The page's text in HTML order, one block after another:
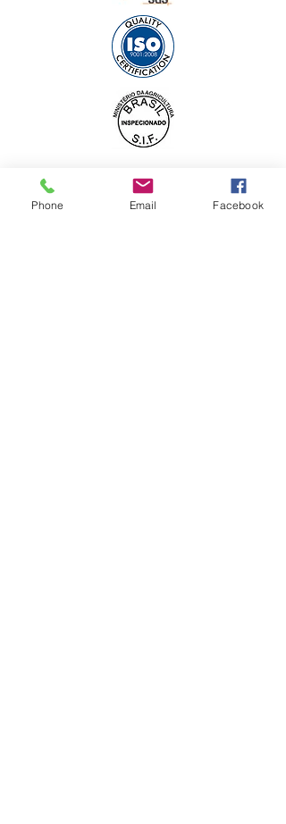
Bevrore Hoender
Bevrore varkvleis
Phone Email Facebook